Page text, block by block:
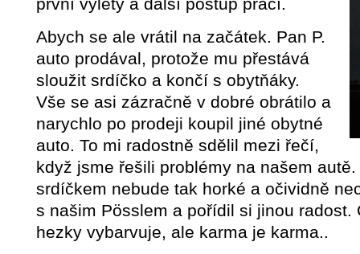
Abych se ale vrátil na začátek. Pan P.
auto prodával, protože mu přestává
sloužit srdíčko a končí s obytňáky.
Vše se asi zázračně v dobré obrátilo a
narychlo po prodeji koupil jiné obytné
auto. To mi radostně sdělil mezi řečí,
když jsme řešili problémy na našem
srdíčkem nebude tak horké a očividně
s našim Pösslem a pořídil si jinou radost.
hezky vybarvuje, ale karma je karma..